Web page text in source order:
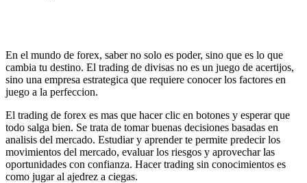
En el mundo de forex, saber no solo es poder, sino que es lo que
cambia tu destino. El trading de divisas no es un juego de acertijos,
sino una empresa estrategica que requiere conocer los factores en
juego a la perfeccion.
El trading de forex es mas que hacer clic en botones y esperar que
todo salga bien. Se trata de tomar buenas decisiones basadas en
analisis del mercado. Estudiar y aprender te permite predecir los
movimientos del mercado, evaluar los riesgos y aprovechar las
oportunidades con confianza. Hacer trading sin conocimientos es
como jugar al ajedrez a ciegas.